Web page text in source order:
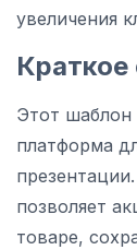
увеличения
Краткое
Этот шаблон
платформа
позволяет
товаре,